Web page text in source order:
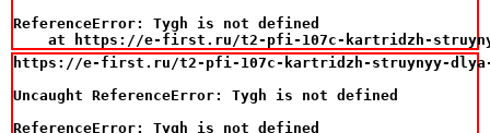
ReferenceError: Tygh is not defined
at https://e-first.ru/t2-pfi-107c-kartridzh-
https://e-first.ru/t2-pfi-107c-kartridzh-struynyy-dlya-
Uncaught ReferenceError: Tygh is not defined
ReferenceError: Tygh is not defined